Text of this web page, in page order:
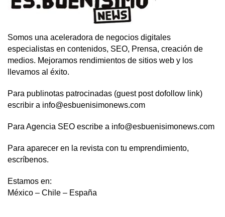
Somos una aceleradora de negocios digitales
especialistas en contenidos, SEO, Prensa, creación de
medios. Mejoramos rendimientos de sitios web y los
llevamos al éxito.
Para publinotas patrocinadas (guest post dofollow link)
escribir a info@esbuenisimonews.com
Para Agencia SEO escribe a info@esbuenisimonews.com
Para aparecer en la revista con tu emprendimiento,
escríbenos.
Estamos en:
México – Chile – España